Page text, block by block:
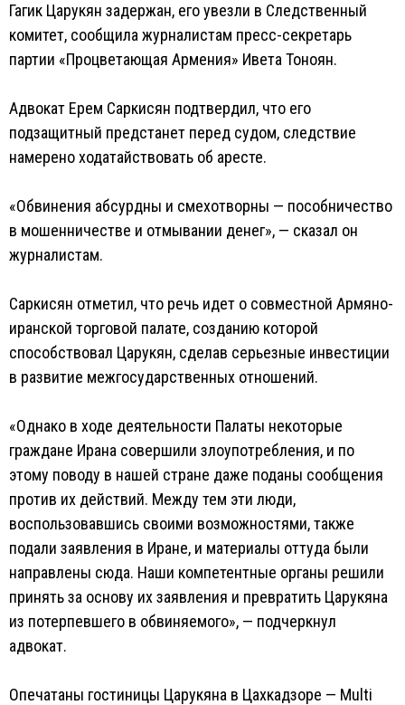
Гагик Царукян задержан, его увезли в Следственный
комитет, сообщила журналистам пресс-секретарь
партии «Процветающая Армения» Ивета Тоноян.
Адвокат Ерем Саркисян подтвердил, что его
подзащитный предстанет перед судом, следствие
намерено ходатайствовать об аресте.
«Обвинения абсурдны и смехотворны — пособничество
в мошенничестве и отмывании денег», — сказал он
журналистам.
Саркисян отметил, что речь идет о совместной Армяно-
иранской торговой палате, созданию которой
способствовал Царукян, сделав серьезные инвестиции
в развитие межгосударственных отношений.
«Однако в ходе деятельности Палаты некоторые
граждане Ирана совершили злоупотребления, и по
этому поводу в нашей стране даже поданы сообщения
против их действий. Между тем эти люди,
воспользовавшись своими возможностями, также
подали заявления в Иране, и материалы оттуда были
направлены сюда. Наши компетентные органы решили
принять за основу их заявления и превратить Царукяна
из потерпевшего в обвиняемого», — подчеркнул
адвокат.
Опечатаны гостиницы Царукяна в Цахкадзоре — Multi